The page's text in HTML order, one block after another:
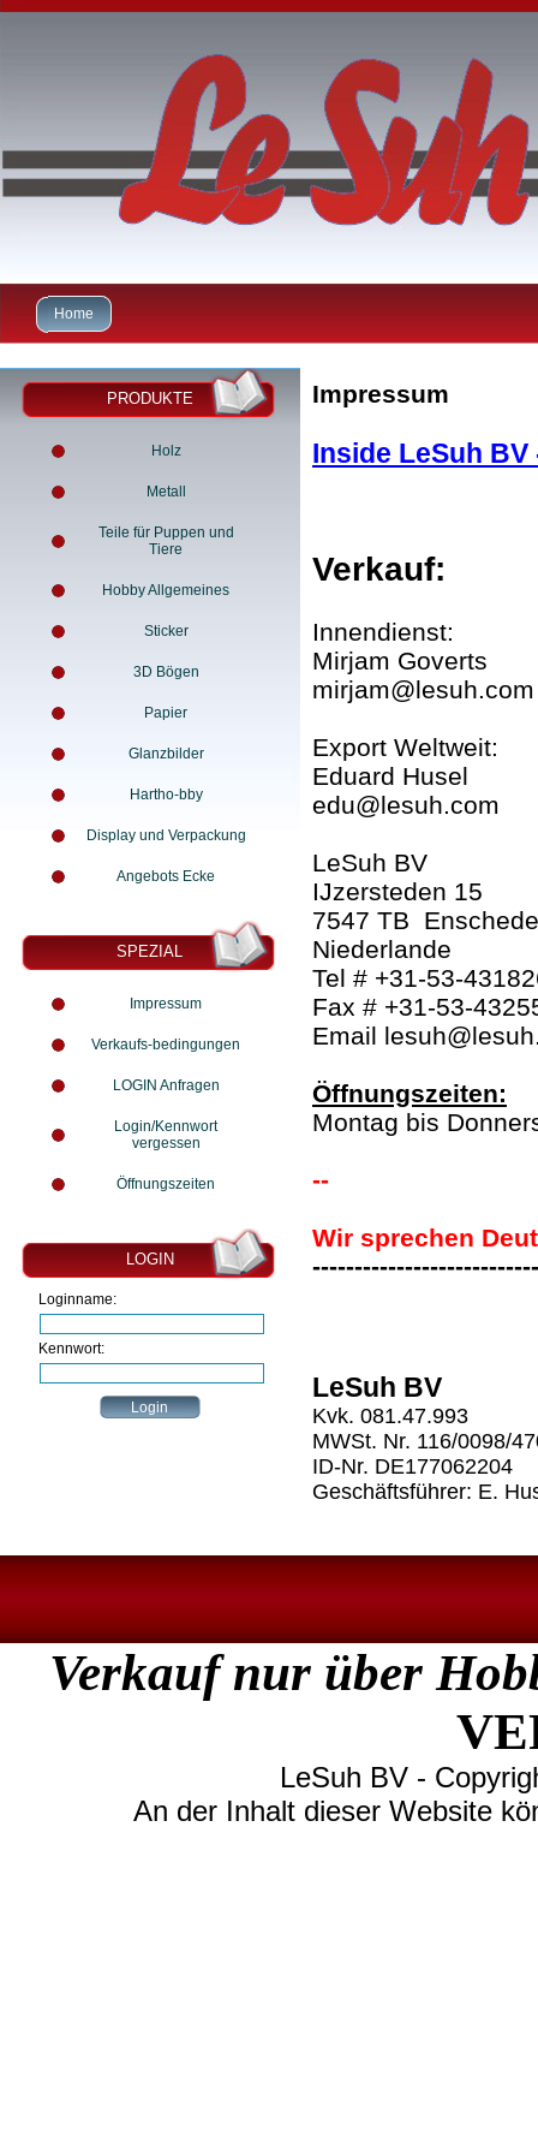
Home
PRODUKTE
Holz
Metall
Teile für Puppen und
Tiere
Hobby Allgemeines
Sticker
3D Bögen
Papier
Glanzbilder
Hartho-bby
Display und Verpackung
Angebots Ecke
SPEZIAL
Impressum
Verkaufs-bedingungen
LOGIN Anfragen
Login/Kennwort
vergessen
Öffnungszeiten
LOGIN
Loginname:
Kennwort:
Impressum
Inside LeSuh BV
Verkauf:
Innendienst:
Mirjam Goverts
mirjam@lesuh.com
Export Weltweit:
Eduard Husel
edu@lesuh.com
LeSuh BV
IJzersteden 15
7547 TB Enschede
Niederlande
Tel # +31-53-
Fax # +31-53-
Email
Öffnungszeiten:
Montag bis
--
Wir sprechen
LeSuh BV
Kvk. 081.47.993
MWSt. Nr. 116/0098/
ID-Nr. DE177062204
Geschäftsführer: E.
Verkauf nur über
LeSuh BV -
An der Inhalt dieser Website